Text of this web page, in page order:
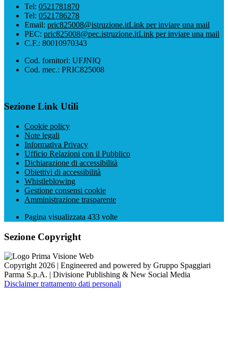
Tel: 0521781870
Tel: 0521786278
Email: pric825008@istruzione.itLink per inviare una mail
PEC: pric825008@pec.istruzione.itLink per inviare una mail
C.F.: 80010970343
Cod. fornitori: UFJNIQ
Cod. mec.: PRIC825008
Sezione Link Utili
Cookie policy
Note legali
Informativa Privacy
Ufficio Relazioni con il Pubblico
Dichiarazione di accessibilità
Obiettivi di accessibilità
Whistleblowing
Gestione consensi cookie
Amministrazione trasparente
Pagina visualizzata 433 volte
Sezione Copyright
Copyright 2026 | Engineered and powered by Gruppo Spaggiari
Parma S.p.A. | Divisione Publishing & New Social Media
Disclaimer trattamento dati personali